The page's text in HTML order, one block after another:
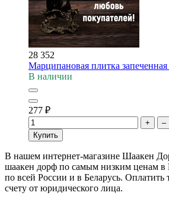
28 352
Марципановая плитка
В наличии
277 ₽
+
–
Купить
В нашем интернет-магазине Шаакен
шаакен дорф по самым низким ценам в
по всей России и в Беларусь. Оплатить
счету от юридического лица.